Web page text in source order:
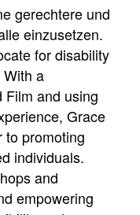
gerechtere und
for disability
a
Film and using
Grace
to promoting
individuals.
and
empowering